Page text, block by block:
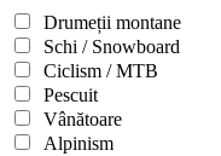
Drumeții montane
Schi / Snowboard
Ciclism / MTB
Pescuit
Vânătoare
Alpinism